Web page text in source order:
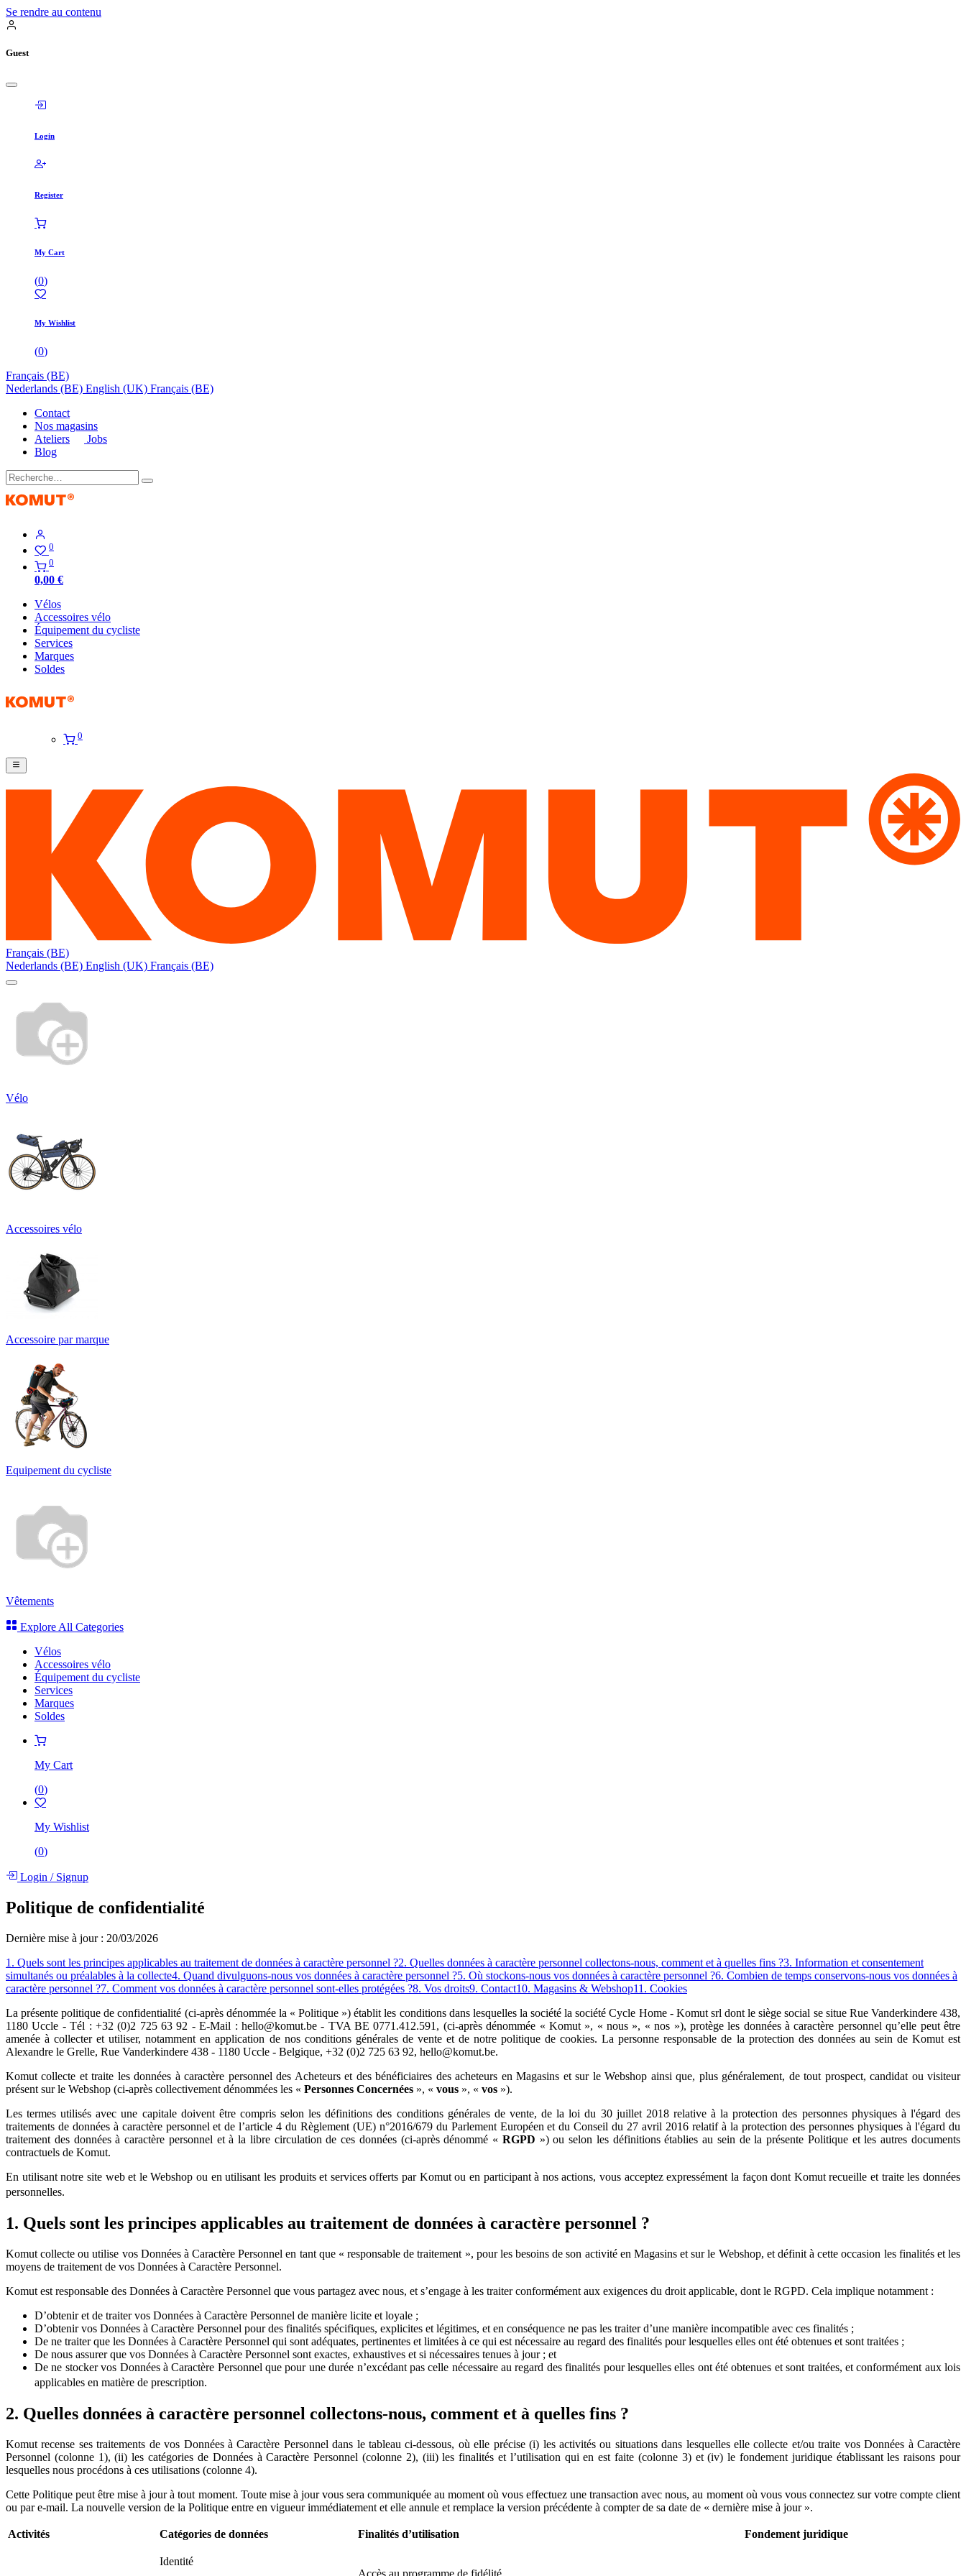
Se rendre au contenu
Guest
Login
Register
My Cart
(0)
My Wishlist
(0)
Français (BE)
Nederlands (BE) English (UK) Français (BE)
Contact
Nos magasins
Ateliers
Jobs
Blog
0
0
0,00 €
Vélos
Accessoires vélo
Équipement du cycliste
Services
Marques
Soldes
0
Français (BE)
Nederlands (BE) English (UK) Français (BE)
Vélo
Accessoires vélo
Accessoire par marque
Equipement du cycliste
Vêtements
Explore All Categories
Vélos
Accessoires vélo
Équipement du cycliste
Services
Marques
Soldes
My Cart
(0)
My Wishlist
(0)
Login /Signup
Politique de confidentialité
Dernière mise à jour : 20/03/2026
1. Quels sont les principes applicables au traitement de données à caractère personnel ?2. Quelles données à caractère personnel collectons-nous, comment et à quelles fins ?3. Information et consentement
simultanés ou préalables à la collecte4. Quand divulguons-nous vos données à caractère personnel ?5. Où stockons-nous vos données à caractère personnel ?6. Combien de temps conservons-nous vos données à
caractère personnel ?7. Comment vos données à caractère personnel sont-elles protégées ?8. Vos droits9. Contact10. Magasins & Webshop11. Cookies
La présente politique de confidentialité (ci-après dénommée la « Politique ») établit les conditions dans lesquelles la société la société Cycle Home - Komut srl dont le siège social se situe Rue Vanderkindere 438,
1180 Uccle - Tél : +32 (0)2 725 63 92 - E-Mail : hello@komut.be - TVA BE 0771.412.591, (ci-après dénommée « Komut », « nous », « nos »), protège les données à caractère personnel qu’elle peut être
amenée à collecter et utiliser, notamment en application de nos conditions générales de vente et de notre politique de cookies. La personne responsable de la protection des données au sein de Komut est
Alexandre le Grelle, Rue Vanderkindere 438 - 1180 Uccle - Belgique, +32 (0)2 725 63 92, hello@komut.be.
Komut collecte et traite les données à caractère personnel des Acheteurs et des bénéficiaires des acheteurs en Magasins et sur le Webshop ainsi que, plus généralement, de tout prospect, candidat ou visiteur
présent sur le Webshop (ci-après collectivement dénommées les « Personnes Concernées », « vous », « vos »).
Les termes utilisés avec une capitale doivent être compris selon les définitions des conditions générales de vente, de la loi du 30 juillet 2018 relative à la protection des personnes physiques à l'égard des
traitements de données à caractère personnel et de l’article 4 du Règlement (UE) n°2016/679 du Parlement Européen et du Conseil du 27 avril 2016 relatif à la protection des personnes physiques à l'égard du
traitement des données à caractère personnel et à la libre circulation de ces données (ci-après dénommé « RGPD ») ou selon les définitions établies au sein de la présente Politique et les autres documents
contractuels de Komut.
En utilisant notre site web et le Webshop ou en utilisant les produits et services offerts par Komut ou en participant à nos actions, vous acceptez expressément la façon dont Komut recueille et traite les données
personnelles.
1. Quels sont les principes applicables au traitement de données à caractère personnel ?
Komut collecte ou utilise vos Données à Caractère Personnel en tant que « responsable de traitement », pour les besoins de son activité en Magasins et sur le Webshop, et définit à cette occasion les finalités et les
moyens de traitement de vos Données à Caractère Personnel.
Komut est responsable des Données à Caractère Personnel que vous partagez avec nous, et s’engage à les traiter conformément aux exigences du droit applicable, dont le RGPD. Cela implique notamment :
D’obtenir et de traiter vos Données à Caractère Personnel de manière licite et loyale ;
D’obtenir vos Données à Caractère Personnel pour des finalités spécifiques, explicites et légitimes, et en conséquence ne pas les traiter d’une manière incompatible avec ces finalités ;
De ne traiter que les Données à Caractère Personnel qui sont adéquates, pertinentes et limitées à ce qui est nécessaire au regard des finalités pour lesquelles elles ont été obtenues et sont traitées ;
De nous assurer que vos Données à Caractère Personnel sont exactes, exhaustives et si nécessaires tenues à jour ; et
De ne stocker vos Données à Caractère Personnel que pour une durée n’excédant pas celle nécessaire au regard des finalités pour lesquelles elles ont été obtenues et sont traitées, et conformément aux lois
applicables en matière de prescription.
2. Quelles données à caractère personnel collectons-nous, comment et à quelles fins ?
Komut recense ses traitements de vos Données à Caractère Personnel dans le tableau ci-dessous, où elle précise (i) les activités ou situations dans lesquelles elle collecte et/ou traite vos Données à Caractère
Personnel (colonne 1), (ii) les catégories de Données à Caractère Personnel (colonne 2), (iii) les finalités et l’utilisation qui en est faite (colonne 3) et (iv) le fondement juridique établissant les raisons pour
lesquelles nous procédons à ces utilisations (colonne 4).
Cette Politique peut être mise à jour à tout moment. Toute mise à jour vous sera communiquée au moment où vous effectuez une transaction avec nous, au moment où vous vous connectez sur votre compte client
ou par e-mail. La nouvelle version de la Politique entre en vigueur immédiatement et elle annule et remplace la version précédente à compter de sa date de « dernière mise à jour ».
Activités Catégories de données Finalités d’utilisation Fondement juridique
Identité
Accès au programme de fidélité